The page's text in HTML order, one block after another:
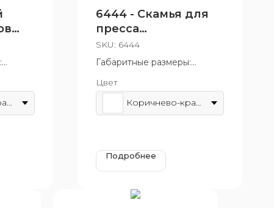
лет
Коричнево-красный
6444 - Скамья для
пресса
горизонтальная
SKU: 6444
Габаритные размеры:
Возрастная группа: от 14 лет
Цвет
Коричнево-красный
Подробнее